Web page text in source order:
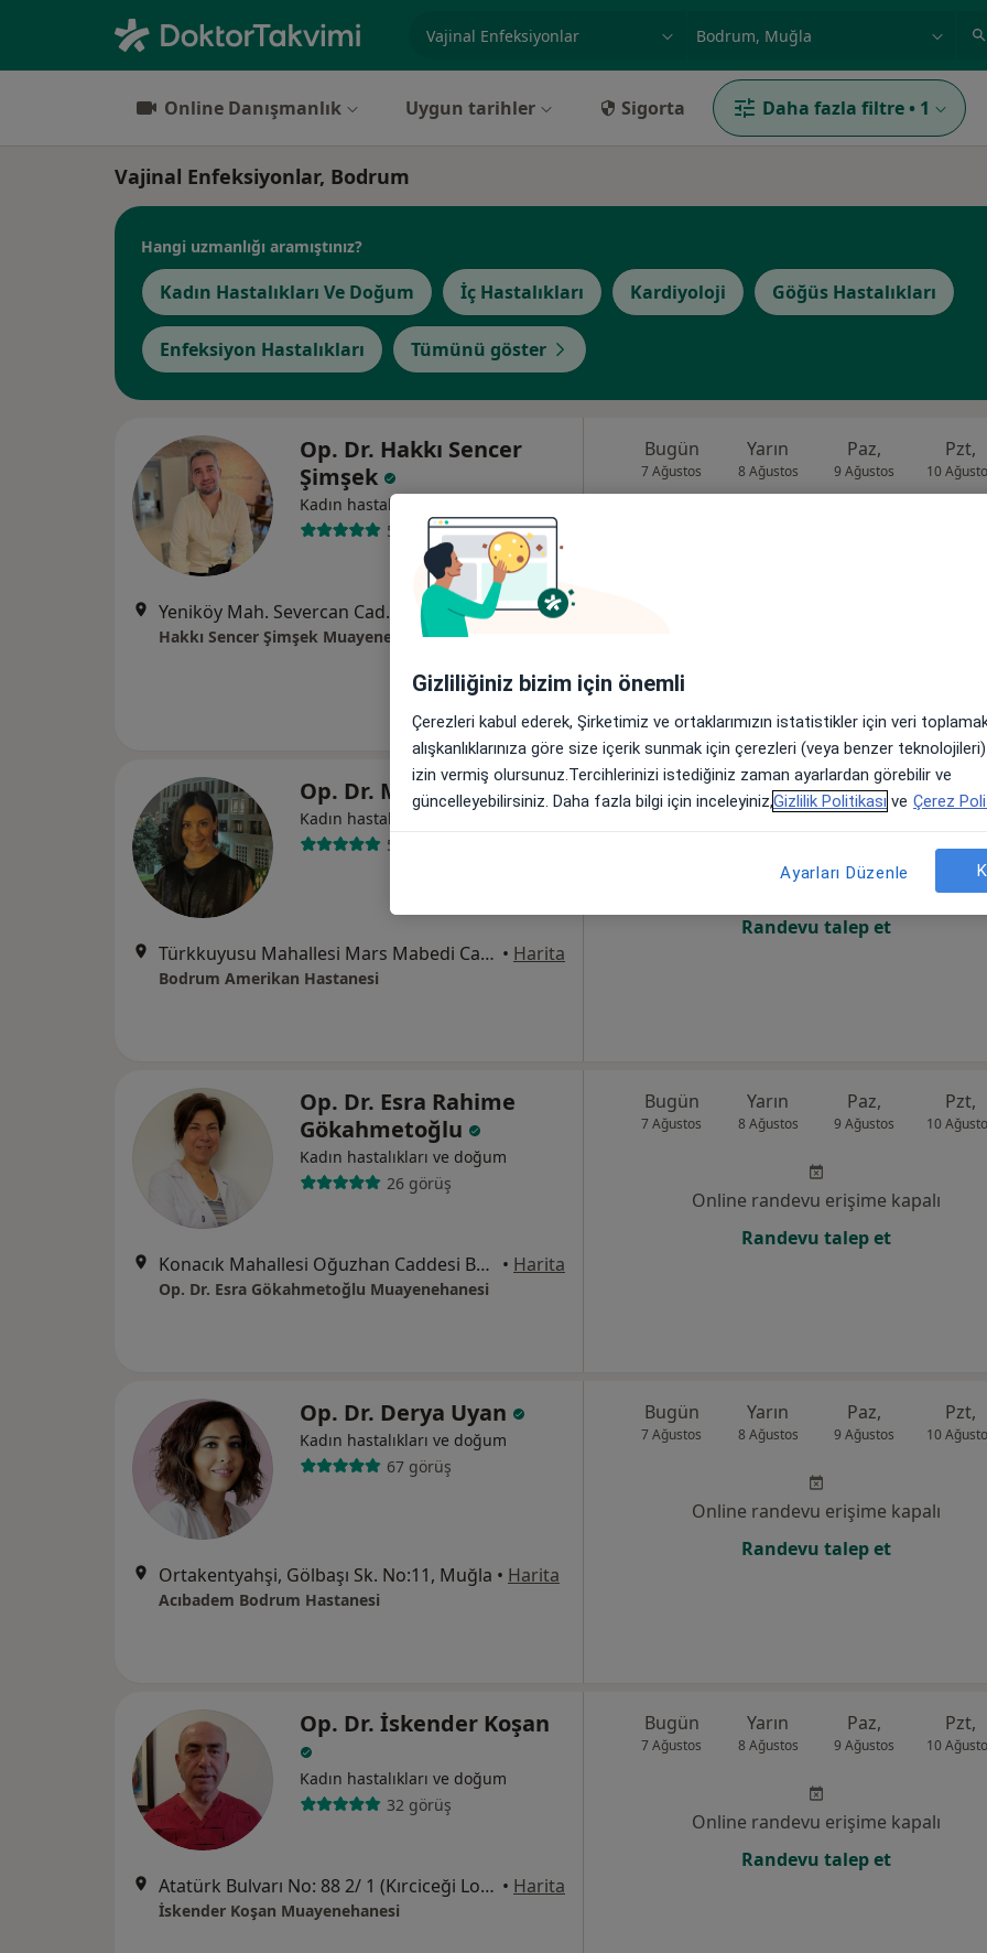
Online Danışmanlık Uygun tarihler Sigorta Daha fazla filtre • 1
Vajinal Enfeksiyonlar, Bodrum
Hangi uzmanlığı aramıştınız?
Kadın Hastalıkları Ve Doğum İç Hastalıkları Kardiyoloji Göğüs Hastalıkları
Enfeksiyon Hastalıkları Tümünü göster
Op. Dr. Hakkı Sencer
Şimşek
Kadın hastalıkları ve doğum
55 görüş
Yeniköy Mah. Severcan Cad. Zeytindalı Ön Bahçe Vilları C Blok No:1 Bodrum, Muğla •Harita
Hakkı Sencer Şimşek Muayenehanesi
Bugün
7 Ağustos
Yarın
8 Ağustos
Paz,
9 Ağustos
Pzt,
10
Op. Dr. Müge Keskin
Kadın hastalıkları ve doğum
55 görüş
Türkkuyusu Mahallesi Mars Mabedi Caddesi No: 33/35, Bodrum • Harita
Bodrum Amerikan Hastanesi
Bugün
7 Ağustos
Yarın
8 Ağustos
Paz,
9 Ağustos
Pzt,
10
Online randevu erişime kapalı
Randevu talep et
Op. Dr. Esra Rahime
Gökahmetoğlu
Kadın hastalıkları ve doğum
26 görüş
Konacık Mahallesi Oğuzhan Caddesi Balcılar Sokak NO:2/A2 Bodrum, Muğla • Harita
Op. Dr. Esra Gökahmetoğlu Muayenehanesi
Bugün
7 Ağustos
Yarın
8 Ağustos
Paz,
9 Ağustos
Pzt,
10
Online randevu erişime kapalı
Randevu talep et
Op. Dr. Derya Uyan
Kadın hastalıkları ve doğum
67 görüş
Ortakentyahşi, Gölbaşı Sk. No:11, Muğla • Harita
Acıbadem Bodrum Hastanesi
Bugün
7 Ağustos
Yarın
8 Ağustos
Paz,
9 Ağustos
Pzt,
10
Online randevu erişime kapalı
Randevu talep et
Op. Dr. İskender Koşan
Kadın hastalıkları ve doğum
32 görüş
Atatürk Bulvarı No: 88 2/ 1 (Kırciceği Lokantası arkası ) Konacık, Muğla • Harita
İskender Koşan Muayenehanesi
Bugün
7 Ağustos
Yarın
8 Ağustos
Paz,
9 Ağustos
Pzt,
10
Online randevu erişime kapalı
Randevu talep et
Gizliliğiniz bizim için önemli
Çerezleri kabul ederek, Şirketimiz ve ortaklarımızın istatistikler için veri
alışkanlıklarınıza göre size içerik sunmak için çerezleri (veya benzer
izin vermiş olursunuz.Tercihlerinizi istediğiniz zaman ayarlardan görebilir ve
güncelleyebilirsiniz. Daha fazla bilgi için inceleyiniz,Gizlilik Politikası ve Çerez
Ayarları Düzenle